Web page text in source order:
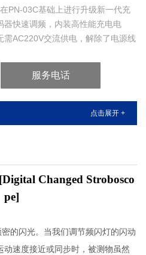
PN-03C基础上进行升级新一代充
器快速调频，内装高性能充电电
需AC220V交流供电，解除了电源线
山西彩印厂氙气灯频闪仪】
服务电话
点击展开 +
Digital Changed Strobosco
pe]
的闪光。当我们调节频闪灯的闪动
速度接近或同步时，被测物虽然